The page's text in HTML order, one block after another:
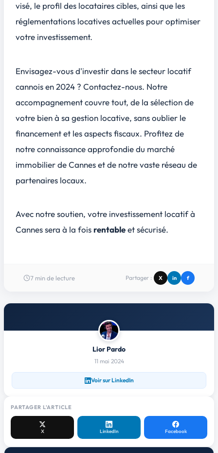
visé, le profil des locataires cibles, ainsi que les
réglementations locatives actuelles pour optimiser
votre investissement.
Envisagez-vous d'investir dans le secteur locatif
cannois en 2024? Contactez-nous. Notre
accompagnement couvre tout, de la sélection de
votre bien à sa gestion locative, sans oublier le
financement et les aspects fiscaux. Profitez de
notre connaissance approfondie du marché
immobilier de Cannes et de notre vaste réseau de
partenaires locaux.
Avec notre soutien, votre investissement locatif à
Cannes sera à la fois rentableetsécurisé.
7 min de lecture Partager : X in f
Lior Pardo
11 mai 2024
Voir sur LinkedIn
PARTAGER L'ARTICLE
X LinkedIn Facebook